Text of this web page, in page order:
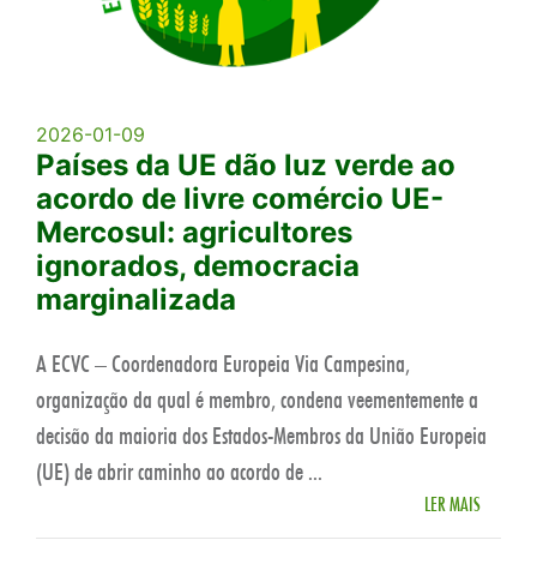
2026-01-09
Países da UE dão luz verde ao
acordo de livre comércio UE-
Mercosul: agricultores
ignorados, democracia
marginalizada
A ECVC – Coordenadora Europeia Via Campesina,
organização da qual é membro, condena veementemente a
decisão da maioria dos Estados-Membros da União Europeia
(UE) de abrir caminho ao acordo de ...
LER MAIS